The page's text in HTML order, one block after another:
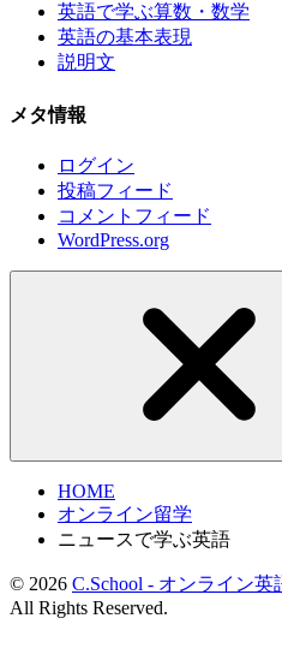
英語で学ぶ算数・数学
英語の基本表現
説明文
メタ情報
ログイン
投稿フィード
コメントフィード
WordPress.org
HOME
オンライン留学
ニュースで学ぶ英語
© 2026 C.School - オンライン
All Rights Reserved.